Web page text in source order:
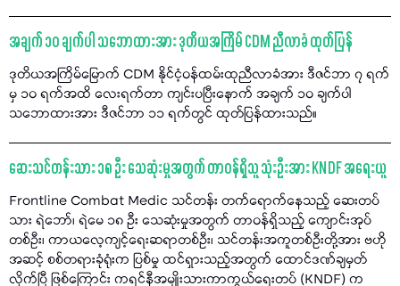
အချက် ၁၀ ချက်ပါ သဘောထားအား ဒုတိယအကြိမ် CDM ညီလာခံ ထုတ်ပြန်
ဒုတိယအကြိမ်မြောက် CDM နိုင်ငံ့ဝန်ထမ်းထုညီလာခံအား ဒီဇင်ဘာ ၇ ရက်
မှ ၁၀ ရက်အထိ လေးရက်တာ ကျင်းပပြီးနောက် အချက် ၁၀ ချက်ပါ
သဘောထားအား ဒီဇင်ဘာ ၁၁ ရက်တွင် ထုတ်ပြန်ထားသည်။
ဆေးသင်တန်းသား ၁၈ ဦး သေဆုံးမှုအတွက် တာဝန်ရှိသူ သုံးဦးအား KNDF အရေးယူ
Frontline Combat Medic သင်တန်း တက်ရောက်နေသည့် ဆေးတပ်
သား ရဲဘော်၊ ရဲမေ ၁၈ ဦး သေဆုံးမှုအတွက် တာဝန်ရှိသည့် ကျောင်းအုပ်
တစ်ဦး၊ ကာယလေ့ကျင့်ရေးဆရာတစ်ဦး၊ သင်တန်းအကူတစ်ဦးတို့အား ဗဟို
အဆင့် စစ်တရားခုံရုံးက ပြစ်မှု ထင်ရှားသည့်အတွက် ထောင်ဒဏ်ချမှတ်
လိုက်ပြီ ဖြစ်ကြောင်း ကရင်နီအမျိုးသားကာကွယ်ရေးတပ် (KNDF) က